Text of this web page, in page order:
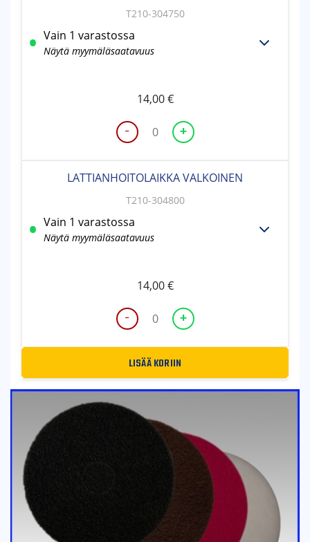
-
LATTIANHOITOLAIKKA
PUNAINEN
+
T210-304750
Vain 1 varastossa
Näytä myymäläsaatavuus
14,00€
-
LATTIANHOITOLAIKKA
VALKOINEN
määrä
+
LATTIANHOITOLAIKKA VALKOINEN
T210-304800
Vain 1 varastossa
Näytä myymäläsaatavuus
14,00€
LISÄÄ KORIIN